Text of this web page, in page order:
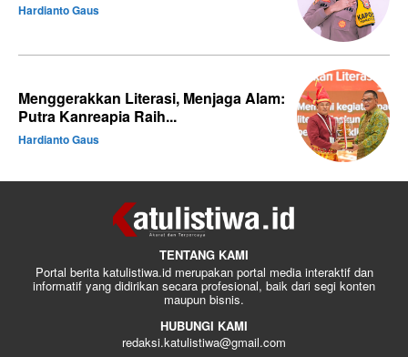
Hardianto Gaus
Menggerakkan Literasi, Menjaga Alam:
Putra Kanreapia Raih...
Hardianto Gaus
TENTANG KAMI
Portal berita katulistiwa.id merupakan portal media interaktif dan
informatif yang didirikan secara profesional, baik dari segi konten
maupun bisnis.
HUBUNGI KAMI
redaksi.katulistiwa@gmail.com